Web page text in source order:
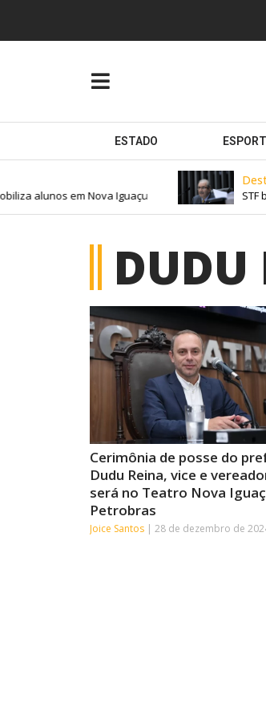
ESTADO
STF
alunos em Nova Iguaçu
DUDU
Cerimônia de posse do
Dudu Reina, vice e
será no Teatro Nova
Petrobras
Joice Santos 28 de dezembro de